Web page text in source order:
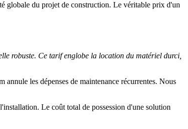
globale du projet de construction. Le véritable prix d'un
robuste. Ce tarif englobe la location du matériel durci,
les dépenses de maintenance récurrentes. Nous
Le coût total de possession d'une solution